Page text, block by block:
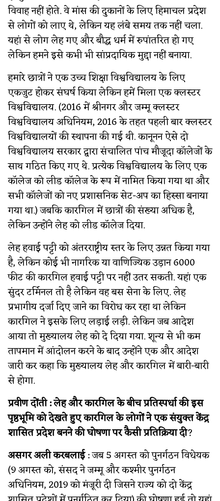
विवाह नहीं होते. वे मांस की दुकानों के लिए हिमाचल प्रदेश
से लोगों को लाए थे, लेकिन यह लंबे समय तक नहीं चला.
यहां से लोग लेह गए और बौद्ध धर्म में रुपांतरित हो गए
लेकिन हमने इसे कभी भी सांप्रदायिक मुद्दा नहीं बनाया.
हमारे छात्रों ने एक उच्च शिक्षा विश्वविद्यालय के लिए
एकजुट होकर संघर्ष किया लेकिन हमें मिला एक क्लस्टर
विश्वविद्यालय. (2016 में श्रीनगर और जम्मू क्लस्टर
विश्वविद्यालय अधिनियम, 2016 के तहत पहली बार क्लस्टर
विश्वविद्यालयों की स्थापना की गई थी. कानूनन ऐसे दो
विश्वविद्यालय सरकार द्वारा संचालित पांच मौजूदा कॉलेजों के
साथ गठित किए गए थे. प्रत्येक विश्वविद्यालय के लिए एक
कॉलेज को लीड कॉलेज के रूप में नामित किया गया था और
सभी कॉलेजों को नए प्रशासनिक सेट-अप का हिस्सा बनाया
गया था.) जबकि कारगिल में छात्रों की संख्या अधिक है,
लेकिन उन्होंने लेह को लीड कॉलेज दिया.
लेह हवाई पट्टी को अंतरराष्ट्रीय स्तर के लिए उन्नत किया गया
है, लेकिन कोई भी नागरिक या वाणिज्यिक उड़ान 6000
फीट की कारगिल हवाई पट्टी पर नहीं उतर सकती. यहां एक
सुंदर टर्मिनल तो है लेकिन वह बस सेना के लिए. लेह
प्रभागीय दर्जा दिए जाने का विरोध कर रहा था लेकिन
कारगिल ने इसके लिए लड़ाई लड़ी. लेकिन जब आदेश
आया तो मुख्यालय लेह को दे दिया गया. शून्य से भी कम
तापमान में आंदोलन करने के बाद उन्होंने एक और आदेश
जारी कर कहा कि मुख्यालय लेह और कारगिल में बारी-बारी
से होगा.
प्रवीण दोंती : लेह और कारगिल के बीच प्रतिस्पर्धा की इस
पृष्ठभूमि को देखते हुए कारगिल के लोगों ने एक संयुक्त केंद्र
शासित प्रदेश बनने की घोषणा पर कैसी प्रतिक्रिया दी?
असगर अली करबलाई:जब 5 अगस्त को पुनर्गठन विधेयक
(9 अगस्त को, संसद ने जम्मू और कश्मीर पुनर्गठन
अधिनियम, 2019 को मंजूरी दी जिसने राज्य को दो केंद्र